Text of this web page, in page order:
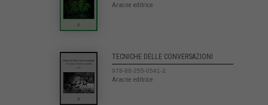
Aracne editrice
TECNICHE DELLE CONVERSAZIONI
978-88-255-0541-2
Aracne editrice